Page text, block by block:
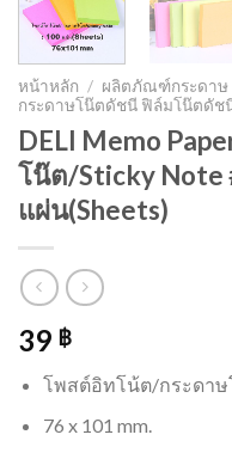
หน้าหลัก / ผลิตภัณฑ์กระดาษ
กระดาษโน๊ตดัชนี ฟิล์มโน๊ตดัช
DELI Memo
โน๊ต/Sticky Note
แผ่น(Sheets)
39 ฿
โพสต์อิทโน้ต/กระดาษ
76 x 101 mm.